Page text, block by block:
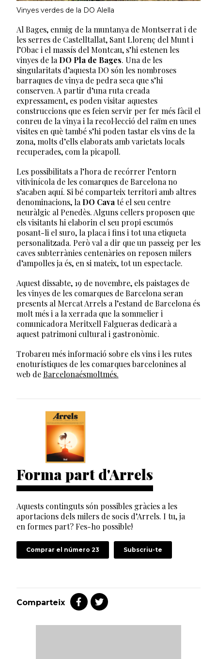
Vinyes verdes de la DO Alella
Al Bages, enmig de la muntanya de Montserrat i de
les serres de Castelltallat, Sant Llorenç del Munt i
l’Obac i el massís del Montcau, s’hi estenen les
vinyes de la DO Pla de Bages. Una de les
singularitats d’aquesta DO són les nombroses
barraques de vinya de pedra seca que s’hi
conserven. A partir d’una ruta creada
expressament, es poden visitar aquestes
construccions que es feien servir per fer més fàcil el
conreu de la vinya i la recol·lecció del raïm en unes
visites en què també s’hi poden tastar els vins de la
zona, molts d’ells elaborats amb varietats locals
recuperades, com la picapoll.
Les possibilitats a l’hora de recórrer l’entorn
vitivinícola de les comarques de Barcelona no
s’acaben aquí. Si bé comparteix territori amb altres
denominacions, la DO Cava té el seu centre
neuràlgic al Penedès. Alguns cellers proposen que
els visitants hi elaborin el seu propi escumós
posant-li el suro, la placa i fins i tot una etiqueta
personalitzada. Però val a dir que un passeig per les
caves subterrànies centenàries on reposen milers
d’ampolles ja és, en si mateix, tot un espectacle.
Aquest dissabte, 19 de novembre, els paistages de
les vinyes de les comarques de Barcelona seran
presents al Mercat Arrels a l’estand de Barcelona és
molt més i a la xerrada que la sommelier i
comunicadora Meritxell Falgueras dedicarà a
aquest patrimoni cultural i gastronòmic.
Trobareu més informació sobre els vins i les rutes
enoturístiques de les comarques barcelonines al
web deBarcelonaésmoltmés.
Forma part d'Arrels
Aquests continguts són possibles gràcies a les
aportacions dels milers de socis d’Arrels. I tu, ja
en formes part? Fes-ho possible!
Comprar el número 23 Subscriu-te
Comparteix